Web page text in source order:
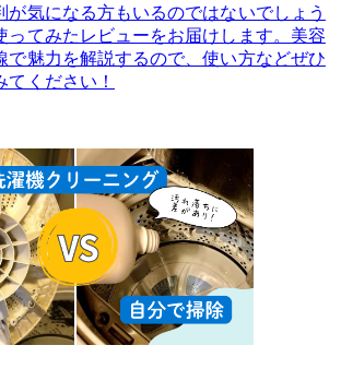
が気になる方もいるのではないでしょう
ってみたレビューをお届けします。美容
で魅力を解説するので、使い方などぜひ
てください！